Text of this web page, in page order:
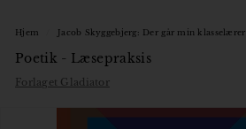
Hjem Jacob Skyggebjerg: Der går min klasselærer
Poetik - Læsepraksis
Forlaget Gladiator